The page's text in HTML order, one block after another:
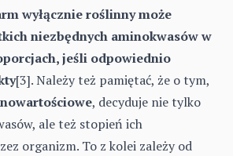
wyłącznie roślinny może
niezbędnych aminokwasów w
jeśli odpowiednio
[3]. Należy też pamiętać, że o tym,
, decyduje nie tylko
ale też stopień ich
organizm. To z kolei zależy od